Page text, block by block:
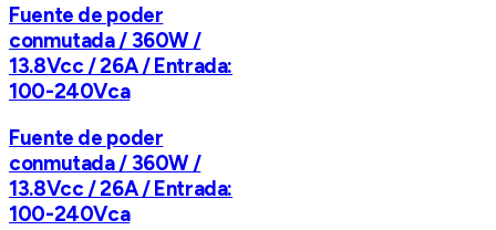
Fuente de poder
conmutada / 360W /
13.8Vcc / 26A / Entrada:
100-240Vca
Fuente de poder
conmutada / 360W /
13.8Vcc / 26A / Entrada:
100-240Vca